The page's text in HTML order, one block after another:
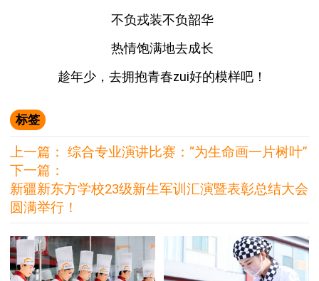
不负戎装不负韶华
热情饱满地去成长
趁年少，去拥抱青春zui好的模样吧！
标签
上一篇： 综合专业演讲比赛：“为生命画一片树叶”
下一篇：
新疆新东方学校23级新生军训汇演暨表彰总结大会
圆满举行！